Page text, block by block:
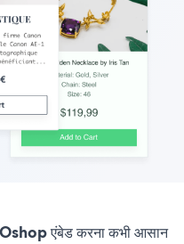
एंबेड करना कभी आसान